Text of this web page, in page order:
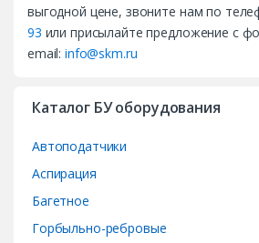
выгодной цене, звоните нам по
93 или присылайте предложение с
email:info@skm.ru
Каталог БУ оборудования
Автоподатчики
Аспирация
Багетное
Горбыльно-ребровые